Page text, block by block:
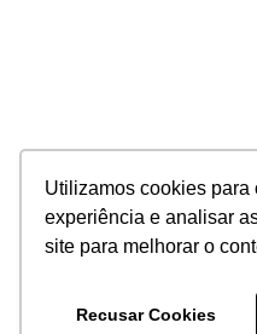
Utilizamos cookies para
experiência e analisar
site para melhorar o
Recusar Cookies